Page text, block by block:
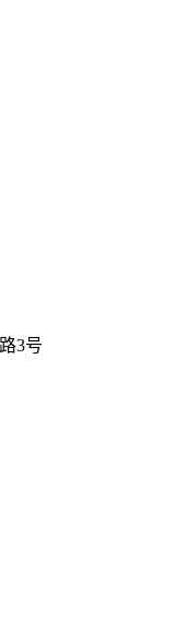
3号